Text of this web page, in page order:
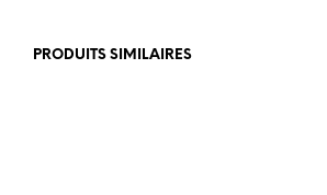
PRODUITS SIMILAIRES